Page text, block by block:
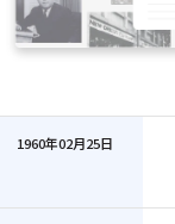
1960年02月25日